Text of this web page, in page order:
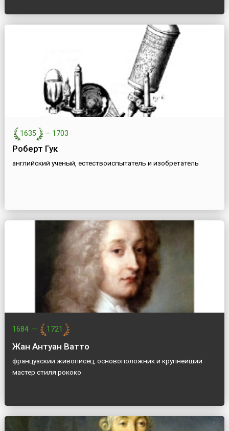
1635 — 1703
Роберт Гук
английский ученый, естествоиспытатель и изобретатель
1684 — 1721
Жан Антуан Ватто
французский живописец, основоположник и крупнейший
мастер стиля рококо